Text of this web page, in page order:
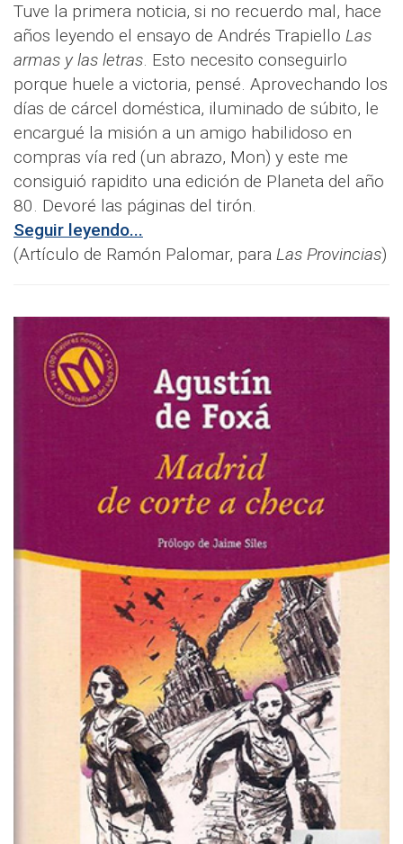
Tuve la primera noticia, si no recuerdo mal, hace
años leyendo el ensayo de Andrés Trapiello Las
armas y las letras. Esto necesito conseguirlo
porque huele a victoria, pensé. Aprovechando los
días de cárcel doméstica, iluminado de súbito, le
encargué la misión a un amigo habilidoso en
compras vía red (un abrazo, Mon) y este me
consiguió rapidito una edición de Planeta del año
80. Devoré las páginas del tirón.
Seguir leyendo...
(Artículo de Ramón Palomar, para Las Provincias)